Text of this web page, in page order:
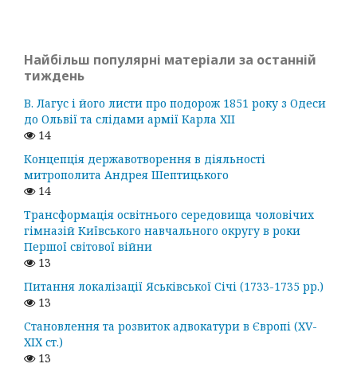
Найбільш популярні матеріали за останній
тиждень
В. Лагус і його листи про подорож 1851 року з Одеси
до Ольвії та слідами армії Карла ХІІ
14
Концепція державотворення в діяльності
митрополита Андрея Шептицького
14
Трансформація освітнього середовища чоловічих
гімназій Київського навчального округу в роки
Першої світової війни
13
Питання локалізації Яськівської Січі (1733-1735 рр.)
13
Становлення та розвиток адвокатури в Європі (ХV-
ХІХ ст.)
13